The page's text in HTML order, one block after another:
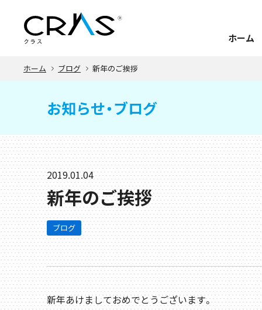
ホーム
ホーム ブログ 新年のご挨拶
お知らせ・ブログ
2019.01.04
新年のご挨拶
ブログ
新年あけましておめでとうございます。